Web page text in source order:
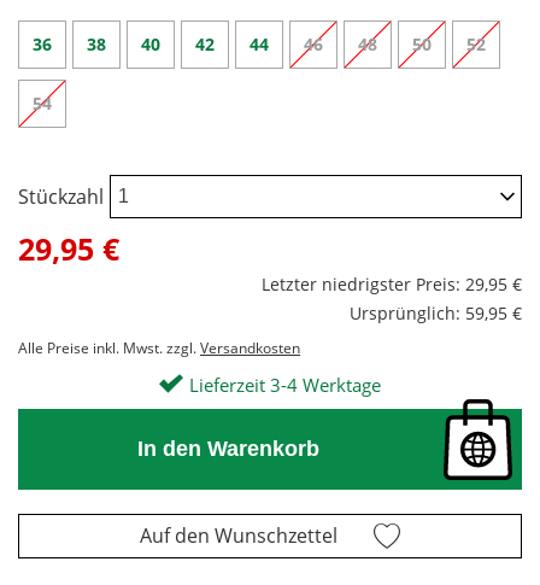
36 38 40 42 44 46 48 50 52
54
Stückzahl
29,95 €
Letzter niedrigster Preis: 29,95 €
Ursprünglich: 59,95 €
Alle Preise inkl. Mwst. zzgl.Versandkosten
Lieferzeit 3-4 Werktage
In den Warenkorb
Auf den Wunschzettel